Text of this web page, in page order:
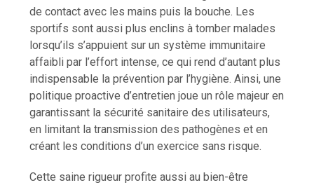
de contact avec les mains puis la bouche. Les
sportifs sont aussi plus enclins à tomber malades
lorsqu’ils s’appuient sur un système immunitaire
affaibli par l’effort intense, ce qui rend d’autant plus
indispensable la prévention par l’hygiène. Ainsi, une
politique proactive d’entretien joue un rôle majeur en
garantissant la sécurité sanitaire des utilisateurs,
en limitant la transmission des pathogènes et en
créant les conditions d’un exercice sans risque.
Cette saine rigueur profite aussi au bien-être